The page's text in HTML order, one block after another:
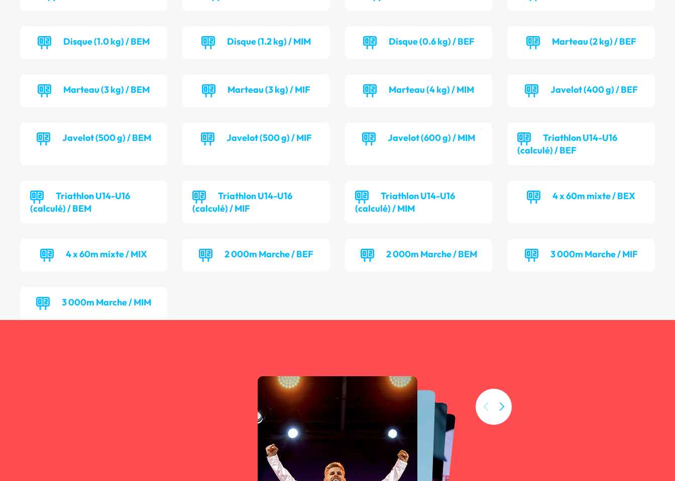
Disque (1.0 kg) / BEM Disque (1.2 kg) / MIM Disque (0.6 kg) / BEF Marteau (2 kg) / BEF
Marteau (3 kg) / BEM Marteau (3 kg) / MIF Marteau (4 kg) / MIM Javelot (400 g) / BEF
Javelot (500 g) / BEM Javelot (500 g) / MIF Javelot (600 g) / MIM
Triathlon U14-U16
(calculé) / BEF
Triathlon U14-U16
(calculé) / BEM
Triathlon U14-U16
(calculé) / MIF
Triathlon U14-U16
(calculé) / MIM
4 x 60m mixte / BEX
4 x 60m mixte / MIX 2 000m Marche / BEF 2 000m Marche / BEM 3 000m Marche / MIF
3 000m Marche / MIM